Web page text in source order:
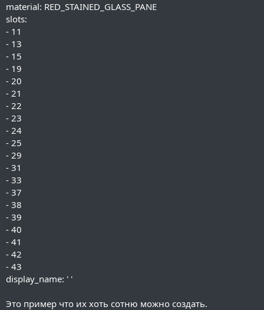
material: RED_STAINED_GLASS_PANE
slots:
- 11
- 13
- 15
- 19
- 20
- 21
- 22
- 23
- 24
- 25
- 29
- 31
- 33
- 37
- 38
- 39
- 40
- 41
- 42
- 43
display_name: ' '
Это пример что их хоть сотню можно создать.